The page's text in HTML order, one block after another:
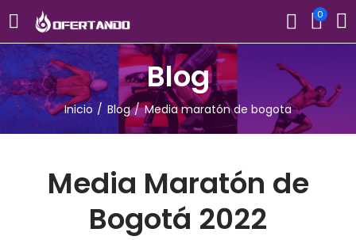
0
Blog
Inicio Blog Media maratón de bogota
Media Maratón de
Bogotá 2022